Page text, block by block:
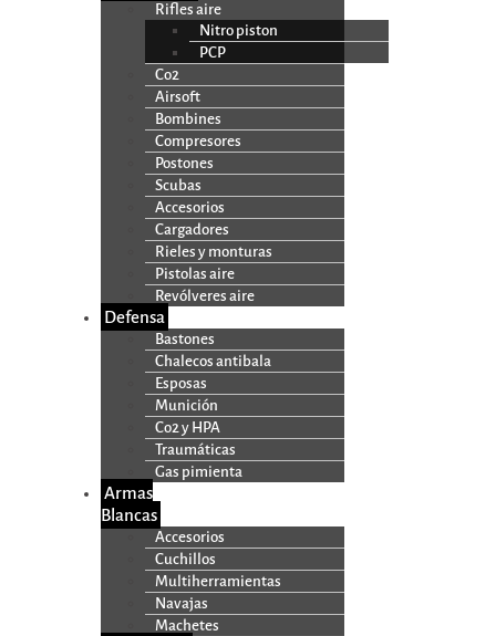
Rifles aire
Nitro piston
PCP
Co2
Airsoft
Bombines
Compresores
Postones
Scubas
Accesorios
Cargadores
Rieles y monturas
Pistolas aire
Revólveres aire
Defensa
Bastones
Chalecos antibala
Esposas
Munición
Co2 y HPA
Traumáticas
Gas pimienta
Armas
Blancas
Accesorios
Cuchillos
Multiherramientas
Navajas
Machetes